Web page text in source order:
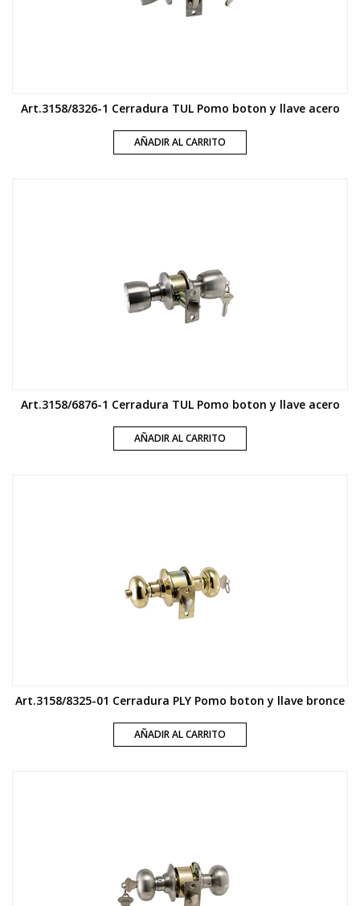
Art.3158/8326-1 Cerradura TUL Pomo boton y llave acero
AÑADIR AL CARRITO
Art.3158/6876-1 Cerradura TUL Pomo boton y llave acero
AÑADIR AL CARRITO
Art.3158/8325-01 Cerradura PLY Pomo boton y llave bronce
AÑADIR AL CARRITO